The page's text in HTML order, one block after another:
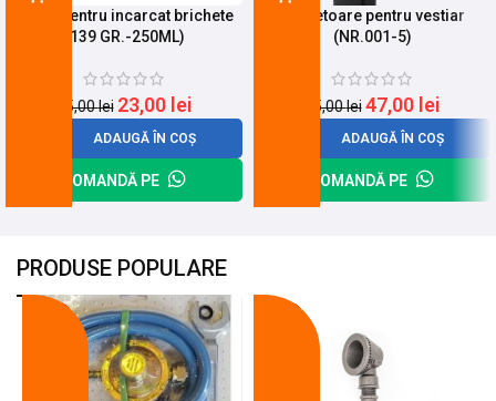
Spray pentru incarcat brichete
(139 GR.-250ML)
25,00lei 23,00 lei
ADAUGĂ ÎN COȘ
COMANDĂ PE
Incuietoare pentru vestiar
(NR.001-5)
65,00lei 47,00 lei
ADAUGĂ ÎN COȘ
COMANDĂ PE
PRODUSE POPULARE